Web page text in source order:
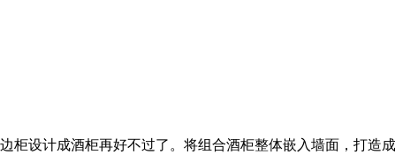
柜设计成酒柜再好不过了。将组合酒柜整体嵌入墙面，打造